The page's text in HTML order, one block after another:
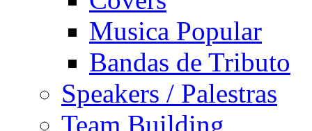
Musica Popular
Bandas de Tributo
Speakers / Palestras
Team Building